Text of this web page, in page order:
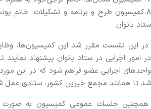
۸.کمیسیون طرح و برنامه و تشکیلات: خانم
ستاد بانوان
در این نشست مقرر شد این کمیسیون‌ها،
در امور اجرایی در ستاد بانوان پیشنهاد نمایند
واحدهای اجرایی عضو فراهم شود که در این
شد تا همانند مجمع خیرین کشور، ستادی عمل
همچنین جلسات عمومی کمیسیون به صورت